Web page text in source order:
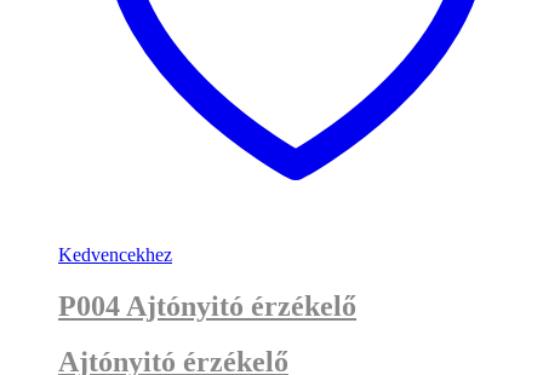
Kedvencekhez
P004 Ajtónyitó érzékelő
Ajtónyitó érzékelő